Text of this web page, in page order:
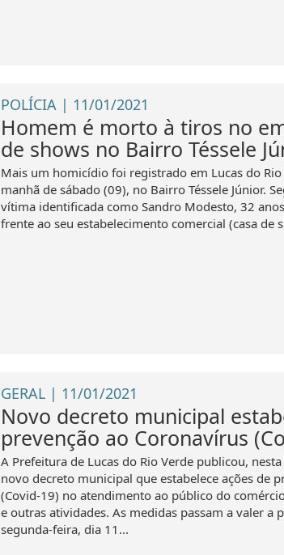
POLÍCIA | 11/01/2021
Homem é morto à tiros no
de shows no Bairro Téssele
Mais um homicídio foi registrado em Lucas do
manhã de sábado (09), no Bairro Téssele Júnior.
vítima identificada como Sandro Modesto, 32
frente ao seu estabelecimento comercial (casa de
GERAL | 11/01/2021
Novo decreto municipal
prevenção ao Coronavírus
A Prefeitura de Lucas do Rio Verde publicou,
novo decreto municipal que estabelece ações de
(Covid-19) no atendimento ao público do
e outras atividades. As medidas passam a valer a
segunda-feira, dia 11...